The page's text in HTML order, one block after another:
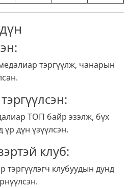
тэргүүлж, чанарын
ТОП байр эзэлж, бүх
дүн үзүүлсэн.
клуб:
тэргүүлэгч клубуудын дунд